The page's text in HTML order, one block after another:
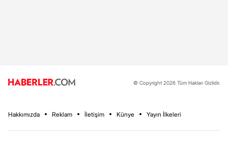
© Copyright 2026 Tüm Hakları Gizlidir.
Hakkımızda Reklam İletişim Künye Yayın İlkeleri